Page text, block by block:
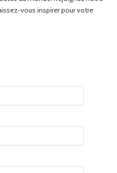
vous inspirer pour votre